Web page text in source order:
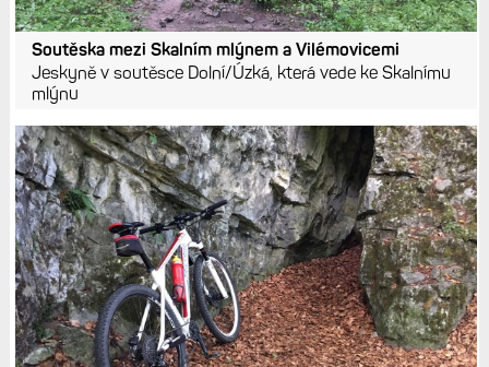
Soutěska mezi Skalním mlýnem a Vilémovicemi
Jeskyně v soutěsce Dolní/Úzká, která vede ke Skalnímu
mlýnu